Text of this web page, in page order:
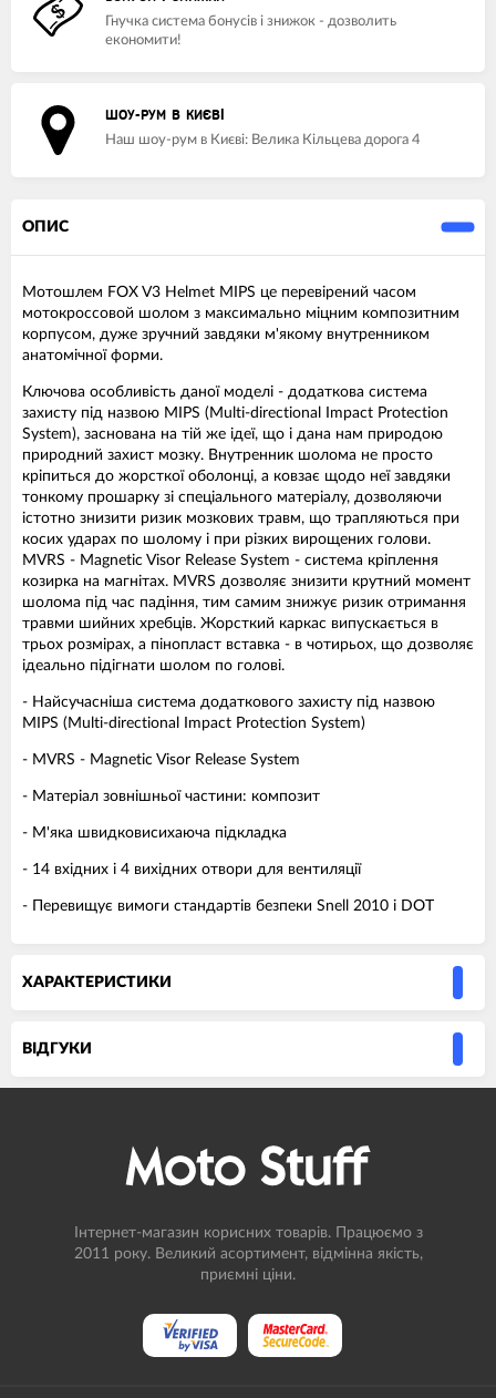
Гнучка система бонусів і знижок - дозволить
економити!
ШОУ-РУМ В КИЄВІ
Наш шоу-рум в Києві: Велика Кільцева дорога 4
ОПИС
Мотошлем FOX V3 Helmet MIPS це перевірений часом
мотокроссовой шолом з максимально міцним композитним
корпусом, дуже зручний завдяки м'якому внутренником
анатомічної форми.
Ключова особливість даної моделі - додаткова система
захисту під назвою MIPS (Multi-directional Impact Protection
System), заснована на тій же ідеї, що і дана нам природою
природний захист мозку. Внутренник шолома не просто
кріпиться до жорсткої оболонці, а ковзає щодо неї завдяки
тонкому прошарку зі спеціального матеріалу, дозволяючи
істотно знизити ризик мозкових травм, що трапляються при
косих ударах по шолому і при різких вирощених голови.
MVRS - Magnetic Visor Release System - система кріплення
козирка на магнітах. MVRS дозволяє знизити крутний момент
шолома під час падіння, тим самим знижує ризик отримання
травми шийних хребців. Жорсткий каркас випускається в
трьох розмірах, а пінопласт вставка - в чотирьох, що дозволяє
ідеально підігнати шолом по голові.
- Найсучасніша система додаткового захисту під назвою
MIPS (Multi-directional Impact Protection System)
- MVRS - Magnetic Visor Release System
- Матеріал зовнішньої частини: композит
- М'яка швидковисихаюча підкладка
- 14 вхідних і 4 вихідних отвори для вентиляції
- Перевищує вимоги стандартів безпеки Snell 2010 і DOT
ХАРАКТЕРИСТИКИ
ВIДГУКИ
Інтернет-магазин корисних товарів. Працюємо з
2011 року. Великий асортимент, відмінна якість,
приємні ціни.